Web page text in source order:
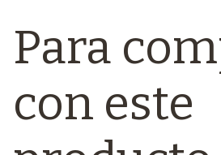
Para
con este